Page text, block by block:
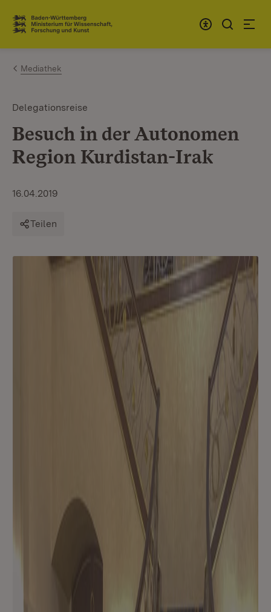
Zum Inhalt springen
Link zur Startseite
Mediathek
Delegationsreise
Besuch in der Autonomen
Region Kurdistan-Irak
16.04.2019
Teilen